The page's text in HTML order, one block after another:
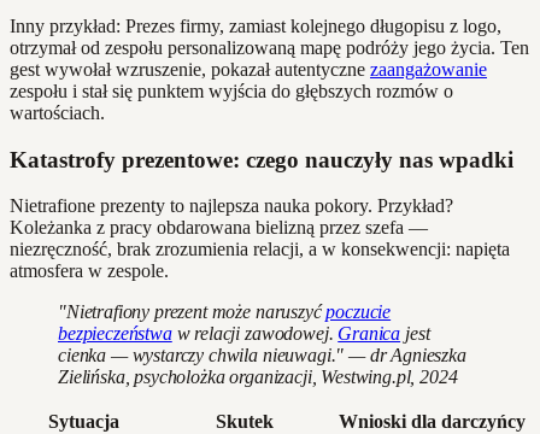
Inny przykład: Prezes firmy, zamiast kolejnego długopisu z logo,
otrzymał od zespołu personalizowaną mapę podróży jego życia. Ten
gest wywołał wzruszenie, pokazał autentyczne zaangażowanie
zespołu i stał się punktem wyjścia do głębszych rozmów o
wartościach.
Katastrofy prezentowe: czego nauczyły nas wpadki
Nietrafione prezenty to najlepsza nauka pokory. Przykład?
Koleżanka z pracy obdarowana bielizną przez szefa —
niezręczność, brak zrozumienia relacji, a w konsekwencji: napięta
atmosfera w zespole.
"Nietrafiony prezent może naruszyćpoczucie
bezpieczeństwaw relacji zawodowej. Granica jest
cienka — wystarczy chwila nieuwagi." — dr Agnieszka
Zielińska, psycholożka organizacji, Westwing.pl, 2024
Sytuacja Skutek
Wnioski dla darczyńcy